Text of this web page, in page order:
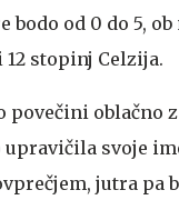
od 0 do 5, ob
stopinj Celzija.
povečini oblačno
upravičila svoje
jutra pa